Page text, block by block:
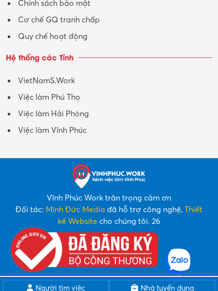
Chính sách bảo mật
Cơ chế GQ tranh chấp
Quy chế hoạt động
Hệ thống các Tỉnh
VietNamS.Work
Việc làm Phú Thọ
Việc làm Hải Phòng
Việc làm Vĩnh Phúc
Vĩnh Phúc Work trân trọng cảm ơn
Đối tác: Minh Đức Media đã hỗ trợ công nghệ, Thiết
kế Website cho chúng tôi. 26
Người tìm việc Nhà tuyển dụng